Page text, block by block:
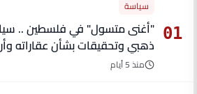
01
سياسة
ذهبي وتحقيقات بشأن عقاراته
منذ 5 أيام